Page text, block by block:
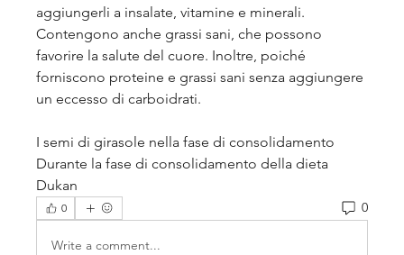
aggiungerli a insalate, vitamine e minerali.
Contengono anche grassi sani, che possono
favorire la salute del cuore. Inoltre, poiché
forniscono proteine e grassi sani senza aggiungere
un eccesso di carboidrati.
I semi di girasole nella fase di consolidamento
Durante la fase di consolidamento della dieta
Dukan
0 0
Write a comment...